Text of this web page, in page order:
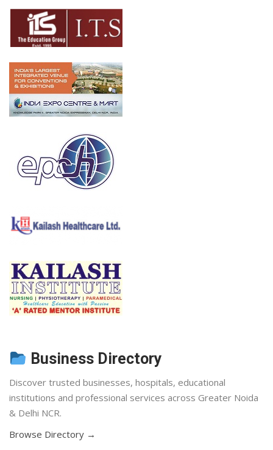
Business Directory
Discover trusted businesses, hospitals, educational
institutions and professional services across Greater Noida
& Delhi NCR.
Browse Directory →